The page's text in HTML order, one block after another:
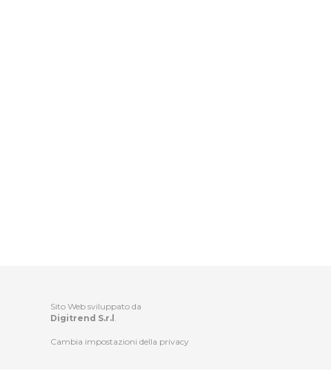
Sito Web sviluppato da
Digitrend S.r.l
Cambia impostazioni della privacy